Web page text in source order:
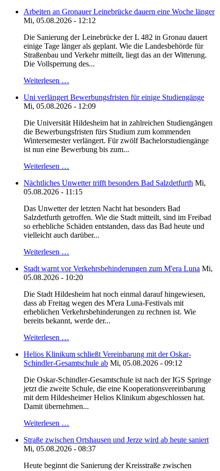
Arbeiten an Gronauer Leinebrücke dauern eine Woche länger
Mi, 05.08.2026 - 12:12
Die Sanierung der Leinebrücke der L 482 in Gronau dauert
einige Tage länger als geplant. Wie die Landesbehörde für
Straßenbau und Verkehr mitteilt, liegt das an der Witterung.
Die Vollsperrung des...
Weiterlesen …
Uni verlängert Bewerbungsfristen für einige Studiengänge
Mi, 05.08.2026 - 12:09
Die Universität Hildesheim hat in zahlreichen Studiengängen
die Bewerbungsfristen fürs Studium zum kommenden
Wintersemester verlängert. Für zwölf Bachelorstudiengänge
ist nun eine Bewerbung bis zum...
Weiterlesen …
Nächtliches Unwetter trifft besonders Bad Salzdetfurth Mi,
05.08.2026 - 11:15
Das Unwetter der letzten Nacht hat besonders Bad
Salzdetfurth getroffen. Wie die Stadt mitteilt, sind im Freibad
so erhebliche Schäden entstanden, dass das Bad heute und
vielleicht auch darüber...
Weiterlesen …
Stadt warnt vor Verkehrsbehinderungen zum M'era Luna Mi,
05.08.2026 - 10:20
Die Stadt Hildesheim hat noch einmal darauf hingewiesen,
dass ab Freitag wegen des M'era Luna-Festivals mit
erheblichen Verkehrsbehinderungen zu rechnen ist. Wie
bereits bekannt, werde der...
Weiterlesen …
Helios Klinikum schließt Vereinbarung mit der Oskar-
Schindler-Gesamtschule ab Mi, 05.08.2026 - 09:12
Die Oskar-Schindler-Gesamtschule ist nach der IGS Springe
jetzt die zweite Schule, die eine Kooperationsvereinbarung
mit dem Hildesheimer Helios Klinikum abgeschlossen hat.
Damit übernehmen...
Weiterlesen …
Straße zwischen Ortshausen und Jerze wird ab heute saniert
Mi, 05.08.2026 - 08:37
Heute beginnt die Sanierung der Kreisstraße zwischen